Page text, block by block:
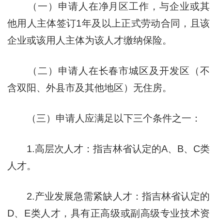
（一）申请人在净月区工作，与企业或其
他用人主体签订1年及以上正式劳动合同，且该
企业或该用人主体为该人才缴纳保险。
（二）申请人在长春市城区及开发区（不
含双阳、外县市及其他地区）无住房。
（三）申请人应满足以下三个条件之一：
1.高层次人才：指吉林省认定的A、B、C类
人才。
2.产业发展急需紧缺人才：指吉林省认定的
D、E类人才，具有正高级或副高级专业技术资